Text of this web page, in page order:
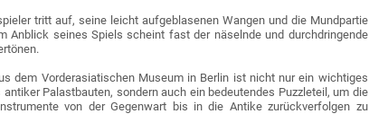
tritt auf, seine leicht aufgeblasenen Wangen und die Mundpartie
Anblick seines Spiels scheint fast der näselnde und durchdringende
dem Vorderasiatischen Museum in Berlin ist nicht nur ein wichtiges
Palastbauten, sondern auch ein bedeutendes Puzzleteil, um die
von der Gegenwart bis in die Antike zurückverfolgen zu